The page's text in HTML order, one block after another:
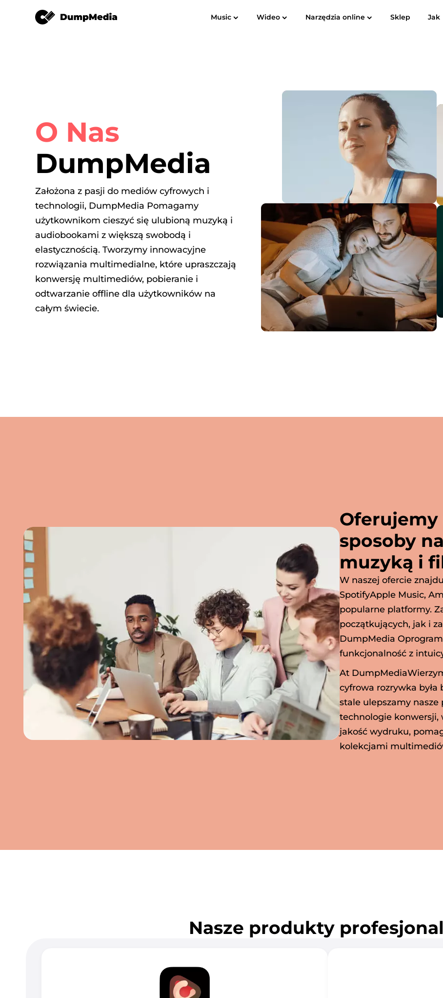
Music
Konwerter dźwiękowy
DeezPlus Konwerter muzyki Pandora
Konwerter muzyki liniowej Konwerter muzyki SoundCloud
Przenoszenie playlisty
Wideo Narzędzia online Sklep Jak
O Nas
DumpMedia
Założona z pasji do mediów cyfrowych i
technologii, DumpMedia Pomagamy
użytkownikom cieszyć się ulubioną muzyką i
audiobookami z większą swobodą i
elastycznością. Tworzymy innowacyjne
rozwiązania multimedialne, które upraszczają
konwersję multimediów, pobieranie i
odtwarzanie offline dla użytkowników na
całym świecie.
sposoby
muzyką i
W naszej ofercie
SpotifyApple Music,
popularne platformy.
początkujących, jak i
DumpMedia
funkcjonalność z
At
cyfrowa rozrywka
stale ulepszamy
technologie konwersji,
jakość wydruku,
kolekcjami
Nasze produkty